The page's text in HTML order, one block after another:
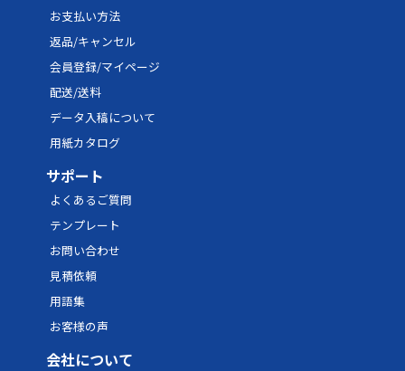
お支払い方法
返品/キャンセル
会員登録/マイページ
配送/送料
データ入稿について
用紙カタログ
サポート
よくあるご質問
テンプレート
お問い合わせ
見積依頼
用語集
お客様の声
会社について